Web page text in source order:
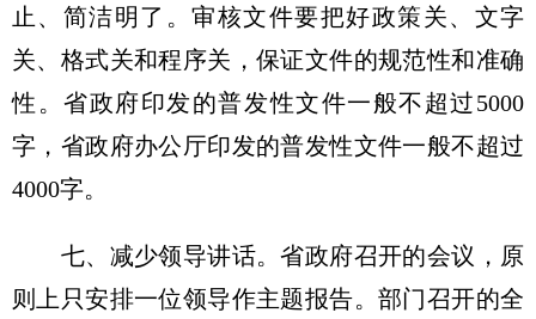
止、简洁明了。审核文件要把好政策关、文字
关、格式关和程序关，保证文件的规范性和准确
性。省政府印发的普发性文件一般不超过5000
字，省政府办公厅印发的普发性文件一般不超过
4000字。
七、减少领导讲话。省政府召开的会议，原
则上只安排一位领导作主题报告。部门召开的全